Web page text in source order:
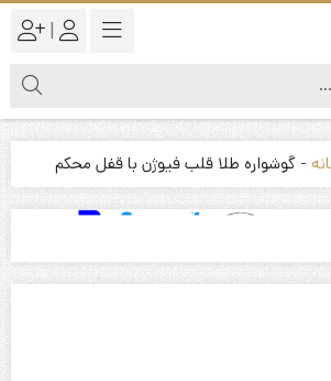
|
- گوشواره طلا قلب فیوژن با قفل محکم